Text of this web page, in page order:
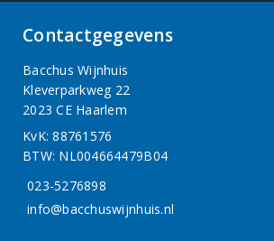
Contactgegevens
Bacchus Wijnhuis
Kleverparkweg 22
2023 CE Haarlem
KvK: 88761576
BTW: NL004664479B04
023-5276898
info@bacchuswijnhuis.nl